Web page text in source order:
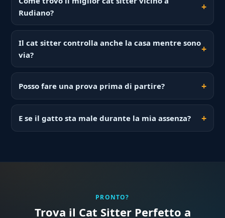
Rudiano?
Il cat sitter controlla anche la casa mentre sono
via?
Posso fare una prova prima di partire?
E se il gatto sta male durante la mia assenza?
PRONTO?
Trova il Cat Sitter Perfetto a